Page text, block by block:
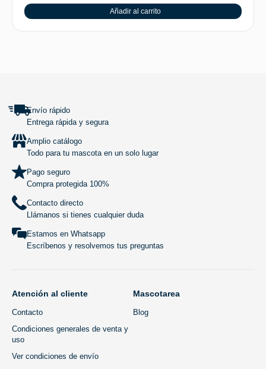
Añadir al carrito
Envío rápido
Entrega rápida y segura
Amplio catálogo
Todo para tu mascota en un solo lugar
Pago seguro
Compra protegida 100%
Contacto directo
Llámanos si tienes cualquier duda
Estamos en Whatsapp
Escríbenos y resolvemos tus preguntas
Atención al cliente
Contacto
Condiciones generales de venta y
uso
Ver condiciones de envío
Mascotarea
Blog